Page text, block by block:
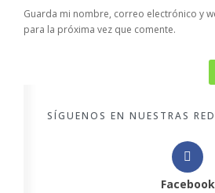
Guarda mi nombre, correo electrónico y
para la próxima vez que comente.
SÍGUENOS EN NUESTRAS
Facebook